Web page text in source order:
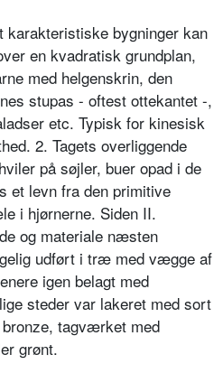
karakteristiske bygninger kan
en kvadratisk grundplan,
med helgenskrin, den
stupas - oftest ottekantet -,
etc. Typisk for kinesisk
2. Tagets overliggende
på søjler, buer opad i de
et levn fra den primitive
i hjørnerne. Siden II.
og materiale næsten
udført i træ med vægge af
igen belagt med
steder var lakeret med sort
tagværket med
grønt.